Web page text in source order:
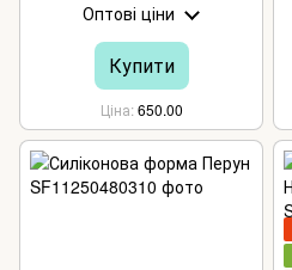
Оптові ціни
Купити
Ціна 650.00